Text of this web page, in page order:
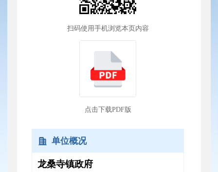
扫码使用手机浏览本页内容
点击下载PDF版
单位概况
龙桑寺镇政府